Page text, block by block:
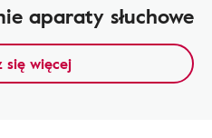
aparaty słuchowe
się więcej